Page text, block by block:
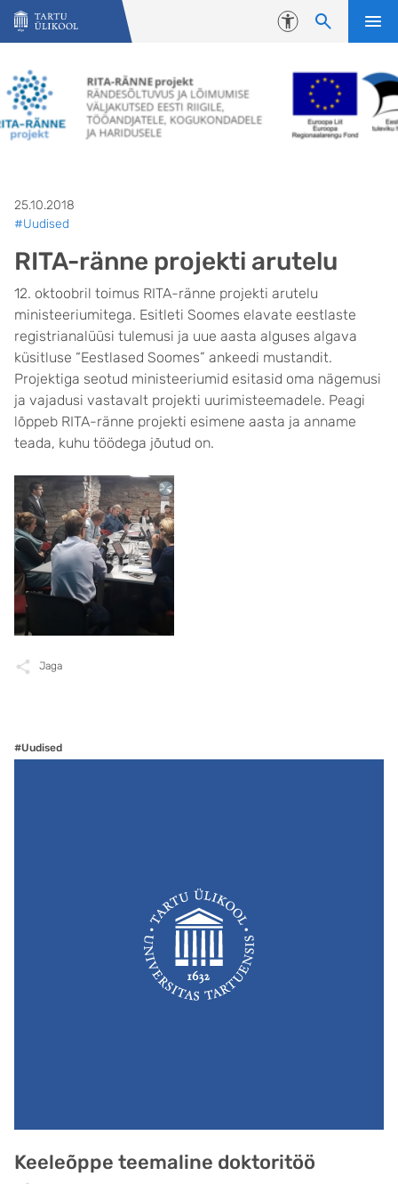
Liigu edasi põhisisu juurde
Juurdepääsetavus
25.10.2018
#Uudised
RITA-ränne projekti arutelu
12. oktoobril toimus RITA-ränne projekti arutelu
ministeeriumitega. Esitleti Soomes elavate eestlaste
registrianalüüsi tulemusi ja uue aasta alguses algava
küsitluse “Eestlased Soomes” ankeedi mustandit.
Projektiga seotud ministeeriumid esitasid oma nägemusi
ja vajadusi vastavalt projekti uurimisteemadele. Peagi
lõppeb RITA-ränne projekti esimene aasta ja anname
teada, kuhu töödega jõutud on.
Jaga
#Uudised
Keeleõppe teemaline doktoritöö